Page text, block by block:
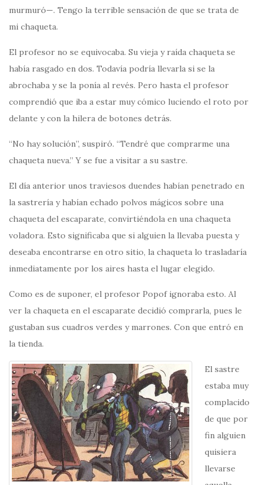
murmuró—. Tengo la terrible sensación de que se trata de
mi chaqueta.
El profesor no se equivocaba. Su vieja y raída chaqueta se
había rasgado en dos. Todavía podría llevarla si se la
abrochaba y se la ponía al revés. Pero hasta el profesor
comprendió que iba a estar muy cómico luciendo el roto por
delante y con la hilera de botones detrás.
“No hay solución”, suspiró. “Tendré que comprarme una
chaqueta nueva.” Y se fue a visitar a su sastre.
El día anterior unos traviesos duendes habían penetrado en
la sastrería y habían echado polvos mágicos sobre una
chaqueta del escaparate, convirtiéndola en una chaqueta
voladora. Esto significaba que si alguien la llevaba puesta y
deseaba encontrarse en otro sitio, la chaqueta lo trasladaría
inmediatamente por los aires hasta el lugar elegido.
Como es de suponer, el profesor Popof ignoraba esto. Al
ver la chaqueta en el escaparate decidió comprarla, pues le
gustaban sus cuadros verdes y marrones. Con que entró en
la tienda.
El sastre
estaba muy
complacido
de que por
fin alguien
quisiera
llevarse